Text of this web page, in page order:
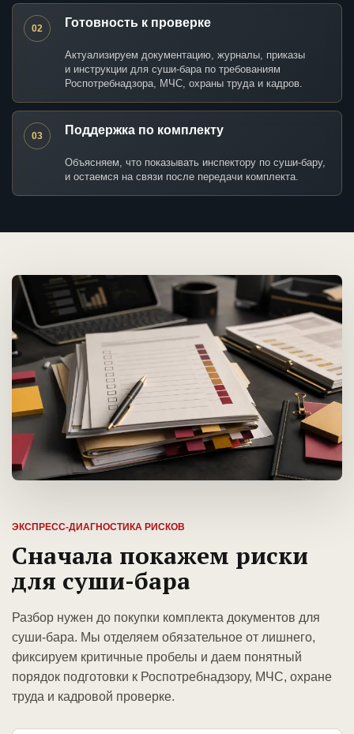
02 Готовность к проверке
Актуализируем документацию, журналы, приказы
и инструкции для суши-бара по требованиям
Роспотребнадзора, МЧС, охраны труда и кадров.
03 Поддержка по комплекту
Объясняем, что показывать инспектору по суши-бару,
и остаемся на связи после передачи комплекта.
ЭКСПРЕСС-ДИАГНОСТИКА РИСКОВ
Сначала покажем риски
для суши-бара
Разбор нужен до покупки комплекта документов для
суши-бара. Мы отделяем обязательное от лишнего,
фиксируем критичные пробелы и даем понятный
порядок подготовки к Роспотребнадзору, МЧС, охране
труда и кадровой проверке.